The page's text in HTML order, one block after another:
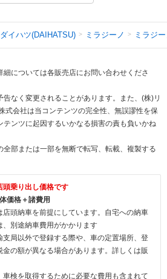
ダイハツ(DAIHATSU) ミラジーノ ミラジ
については各販売店にお問い合わせくださ
なく変更されることがあります。また、(株)リ
式会社は当コンテンツの完全性、無誤謬性を保
ンツに起因するいかなる損害の責も負いかね
部または一部を無断で転写、転載、複製する
頭乗り出し価格です
価格＋諸費用
頭納車を前提にしています。自宅への納車
、別途納車費用がかかります
局以外で登録する際や、車の定置場所、登
の額が異なる場合があります。詳しくは販
検を取得するために必要な費用も含まれて